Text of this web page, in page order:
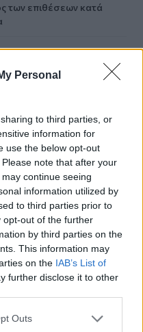
Personal
to third parties, or
information for
use the below opt-out
note that after your
continue seeing
information utilized by
to third parties prior to
opt-out of the further
by third parties on the
This information may
on the IAB’s List of
further disclose it to other
Outs
των επιθέσεων κατά
Κνωσού την
για την ΤΣΣΚΑ
Παρασκευή (07/08) στην
ο ερευνητής που